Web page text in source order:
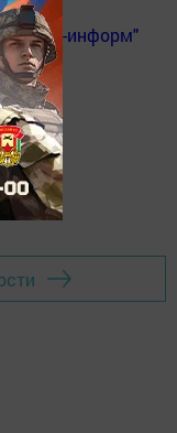
"Бавлы-информ"